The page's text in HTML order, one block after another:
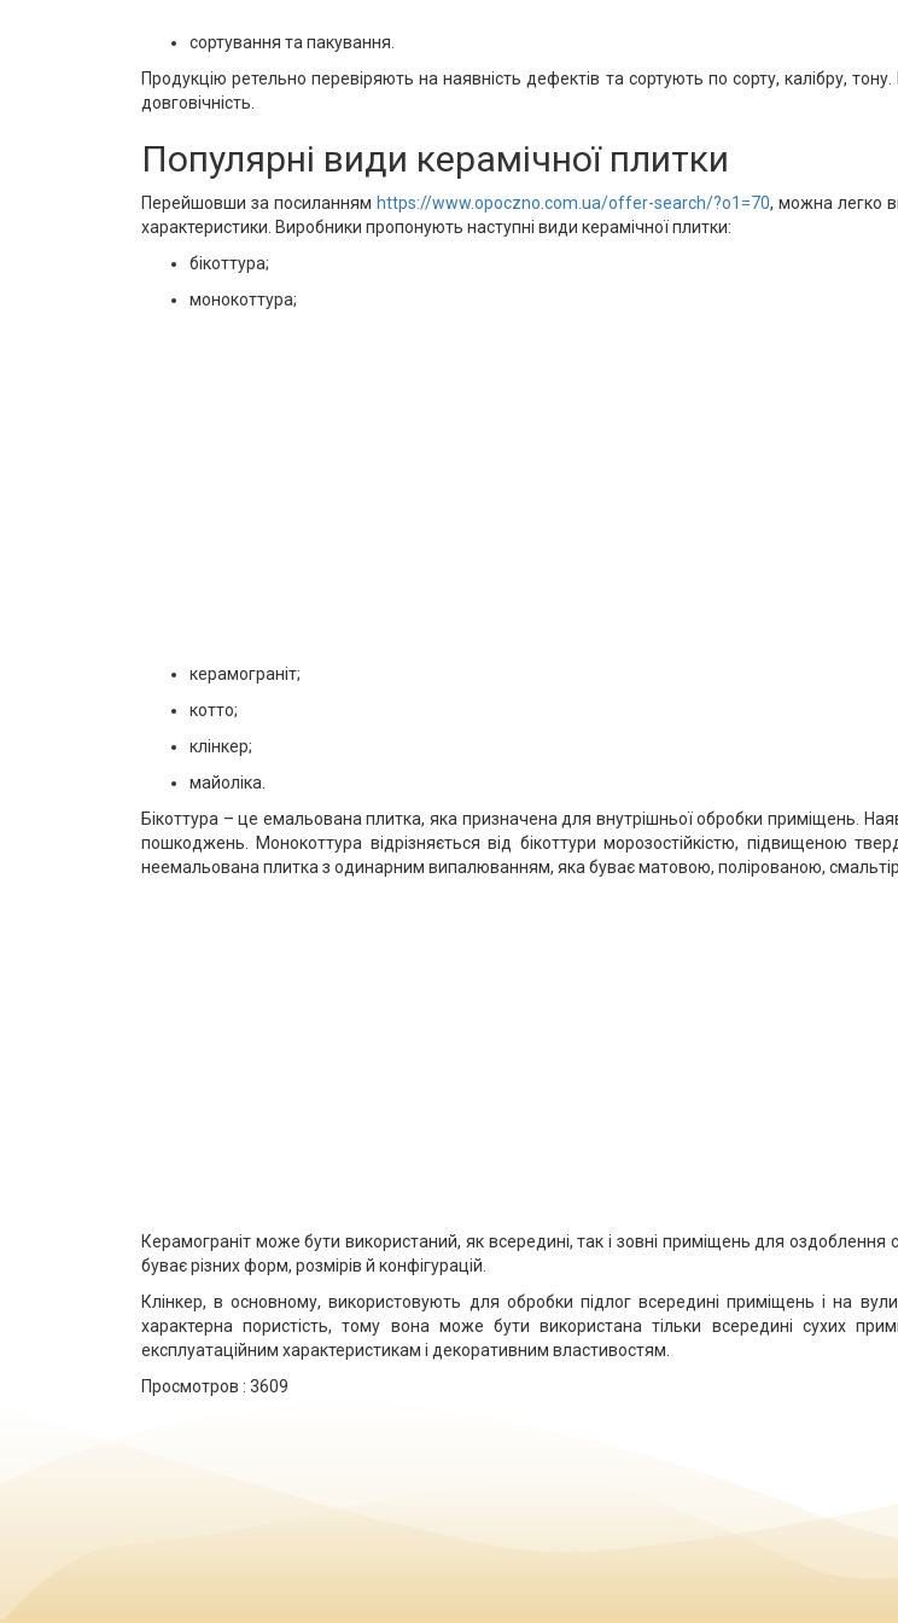
сортування та пакування.
Продукцію ретельно перевіряють на наявність дефектів та сортують по сорту, калібру,
довговічність.
Популярні види керамічної плитки
Перейшовши за посиланням https://www.opoczno.com.ua/offer-search/?o1=70, можна легко
характеристики. Виробники пропонують наступні види керамічної плитки:
бікоттура;
монокоттура;
керамограніт;
котто;
клінкер;
майоліка.
Бікоттура – це емальована плитка, яка призначена для внутрішньої обробки приміщень.
пошкоджень. Монокоттура відрізняється від бікоттури морозостійкістю, підвищеною
неемальована плитка з одинарним випалюванням, яка буває матовою, полірованою,
Керамограніт може бути використаний, як всередині, так і зовні приміщень для оздоблення
буває різних форм, розмірів й конфігурацій.
Клінкер, в основному, використовують для обробки підлог всередині приміщень і на
характерна пористість, тому вона може бути використана тільки всередині сухих
експлуатаційним характеристикам і декоративним властивостям.
Просмотров : 3609